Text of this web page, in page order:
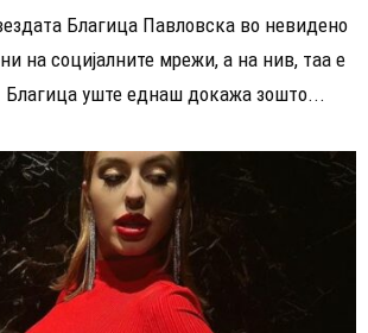
Благица Павловска во невидено
на социјалните мрежи, а на нив, таа е
Благица уште еднаш докажа зошто...